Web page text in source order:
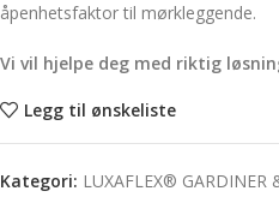
åpenhetsfaktor til mørkleggende.
Vi vil hjelpe deg med riktig
Legg til ønskeliste
Kategori: LUXAFLEX® GARDINER